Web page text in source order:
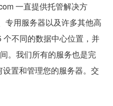
一直提供托管解决方
专用服务器以及许多其他高
不同的数据中心位置，并
。我们所有的服务也是完
置和管理您的服务器。交